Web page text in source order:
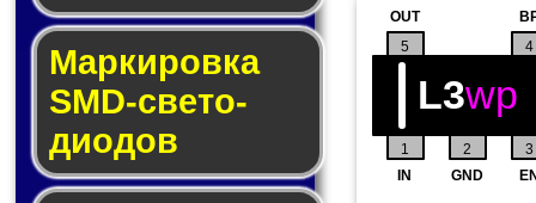
Маркировка
SMD-све­то­
дио­дов
1 2 3
4
IN GND
5
OUT
L3wp